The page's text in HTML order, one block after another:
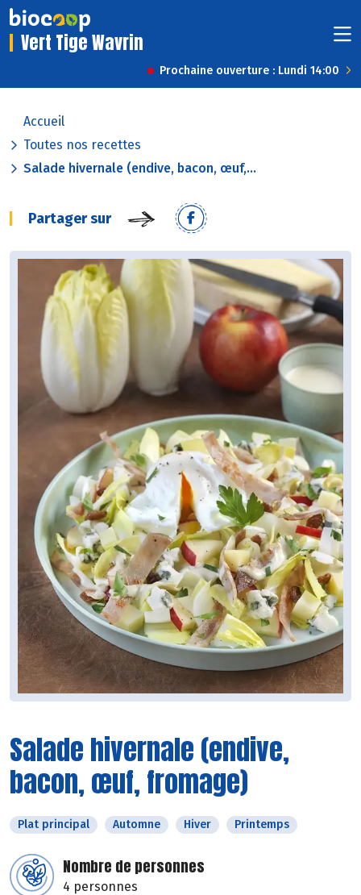
Vert Tige Wavrin
Prochaine ouverture : Lundi 14:00
Accueil
Toutes nos recettes
Salade hivernale (endive, bacon, œuf,...
Partager sur
Salade hivernale (endive,
bacon, œuf, fromage)
Plat principal Automne Hiver Printemps
Nombre de personnes
4 personnes